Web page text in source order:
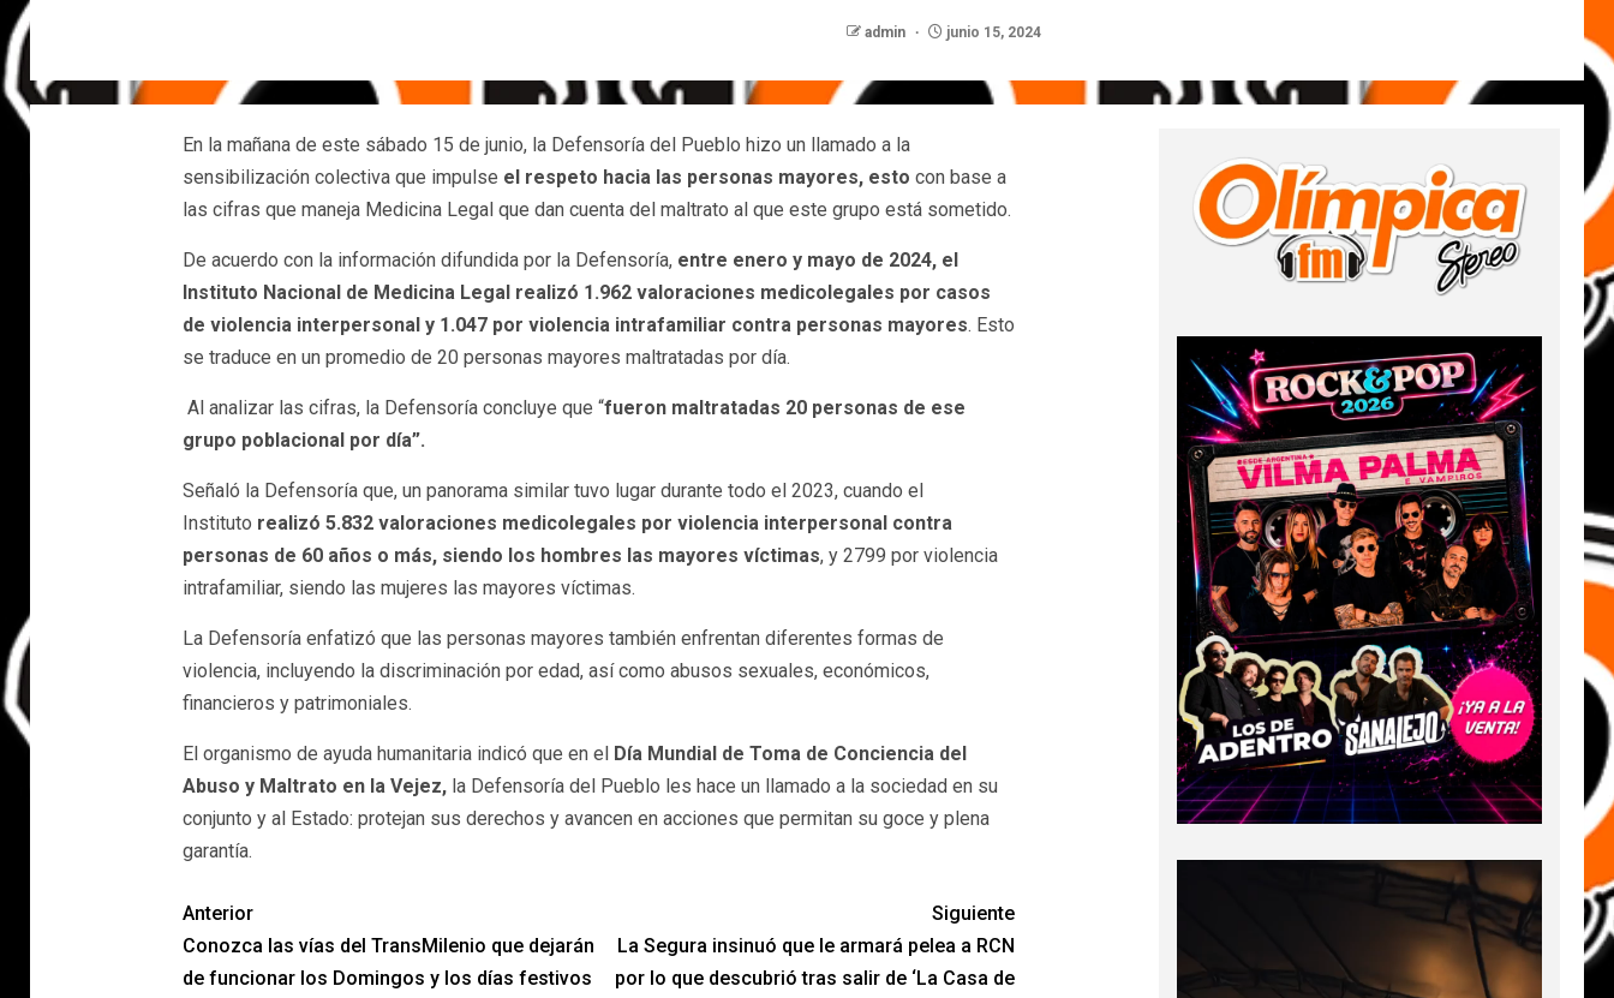
admin junio 15, 2024
En la mañana de este sábado 15 de junio, la Defensoría del Pueblo hizo un llamado a la
sensibilización colectiva que impulse el respeto hacia las personas mayores, esto con base a
las cifras que maneja Medicina Legal que dan cuenta del maltrato al que este grupo está sometido.
De acuerdo con la información difundida por la Defensoría,entre enero y mayo de 2024, el
Instituto Nacional de Medicina Legal realizó 1.962 valoraciones medicolegales por casos
de violencia interpersonal y 1.047 por violencia intrafamiliar contra personas mayores. Esto
se traduce en un promedio de 20 personas mayores maltratadas por día.
Al analizar las cifras, la Defensoría concluye que “fueron maltratadas 20 personas de ese
grupo poblacional por día”.
Señaló la Defensoría que, un panorama similar tuvo lugar durante todo el 2023, cuando el
Instituto realizó 5.832 valoraciones medicolegales por violencia interpersonal contra
personas de 60 años o más, siendo los hombres las mayores víctimas, y 2799 por violencia
intrafamiliar, siendo las mujeres las mayores víctimas.
La Defensoría enfatizó que las personas mayores también enfrentan diferentes formas de
violencia, incluyendo la discriminación por edad, así como abusos sexuales, económicos,
financieros y patrimoniales.
El organismo de ayuda humanitaria indicó que en el Día Mundial de Toma de Conciencia del
Abuso y Maltrato en la Vejez,la Defensoría del Pueblo les hace un llamado a la sociedad en su
conjunto y al Estado: protejan sus derechos y avancen en acciones que permitan su goce y plena
garantía.
Anterior
Conozca las vías del TransMilenio que dejarán
de funcionar los Domingos y los días festivos
Siguiente
La Segura insinuó que le armará pelea a RCN
por lo que descubrió tras salir de ‘La Casa de